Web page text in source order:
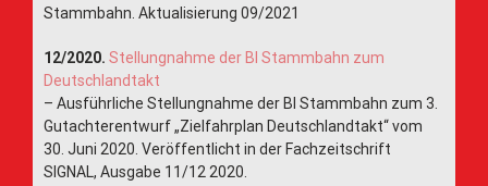
Stammbahn. Aktualisierung 09/2021
12/2020. Stellungnahme der BI Stammbahn zum
Deutschlandtakt
– Ausführliche Stellungnahme der BI Stammbahn zum 3.
Gutachterentwurf „Zielfahrplan Deutschlandtakt“ vom
30. Juni 2020. Veröffentlicht in der Fachzeitschrift
SIGNAL, Ausgabe 11/12 2020.